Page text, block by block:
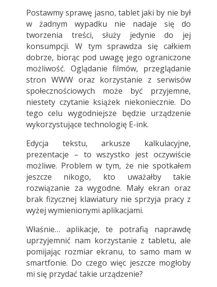
Postawmy sprawę jasno, tablet jaki by nie był
w żadnym wypadku nie nadaje się do
tworzenia treści, służy jedynie do jej
konsumpcji. W tym sprawdza się całkiem
dobrze, biorąc pod uwagę jego ograniczone
możliwość. Oglądanie filmów, przeglądanie
stron WWW oraz korzystanie z serwisów
społecznościowych może być przyjemne,
niestety czytanie książek niekoniecznie. Do
tego celu wygodniejsze będzie urządzenie
wykorzystujące technologię E-ink.
Edycja tekstu, arkusze kalkulacyjne,
prezentacje – to wszystko jest oczywiście
możliwe. Problem w tym, że nie spotkałem
jeszcze nikogo, kto uważałby takie
rozwiązanie za wygodne. Mały ekran oraz
brak fizycznej klawiatury nie sprzyja pracy z
wyżej wymienionymi aplikacjami.
Właśnie… aplikacje, te potrafią naprawdę
uprzyjemnić nam korzystanie z tabletu, ale
pomijając rozmiar ekranu, to samo mam w
smartfonie. Do czego więc jeszcze mogłoby
mi się przydać takie urządzenie?